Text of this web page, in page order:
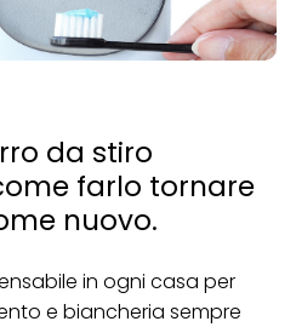
da stiro
farlo tornare
nuovo.
in ogni casa per
e biancheria sempre